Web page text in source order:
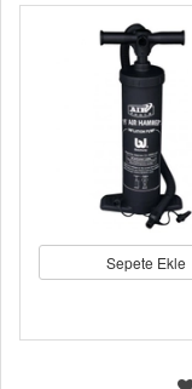
Sepete Ekle